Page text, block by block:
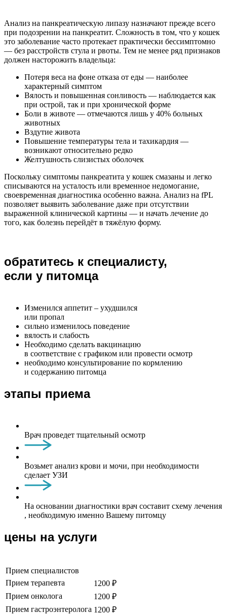
Анализ на панкреатическую липазу назначают прежде всего
при подозрении на панкреатит. Сложность в том, что у кошек
это заболевание часто протекает практически бессимптомно
— без расстройств стула и рвоты. Тем не менее ряд признаков
должен насторожить владельца:
Потеря веса на фоне отказа от еды — наиболее
характерный симптом
Вялость и повышенная сонливость — наблюдается как
при острой, так и при хронической форме
Боли в животе — отмечаются лишь у 40% больных
животных
Вздутие живота
Повышение температуры тела и тахикардия —
возникают относительно редко
Желтушность слизистых оболочек
Поскольку симптомы панкреатита у кошек смазаны и легко
списываются на усталость или временное недомогание,
своевременная диагностика особенно важна. Анализ на fPL
позволяет выявить заболевание даже при отсутствии
выраженной клинической картины — и начать лечение до
того, как болезнь перейдёт в тяжёлую форму.
обратитесь к специалисту,
если у питомца
Изменился аппетит – ухудшился
или пропал
сильно изменилось поведение
вялость и слабость
Необходимо сделать вакцинацию
в соответствие с графиком или провести осмотр
необходимо консультирование по кормлению
и содержанию питомца
этапы приема
Врач проведет тщательный осмотр
Возьмет анализ крови и мочи, при необходимости
сделает УЗИ
На основании диагностики врач составит схему лечения
, необходимую именно Вашему питомцу
цены на услуги
Прием специалистов
Прием терапевта
1200 ₽
Прием онколога
1200 ₽
Прием гастроэнтеролога 1200 ₽